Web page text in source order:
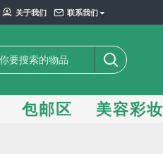
关于我们 联系我们
包邮区 美容彩妆